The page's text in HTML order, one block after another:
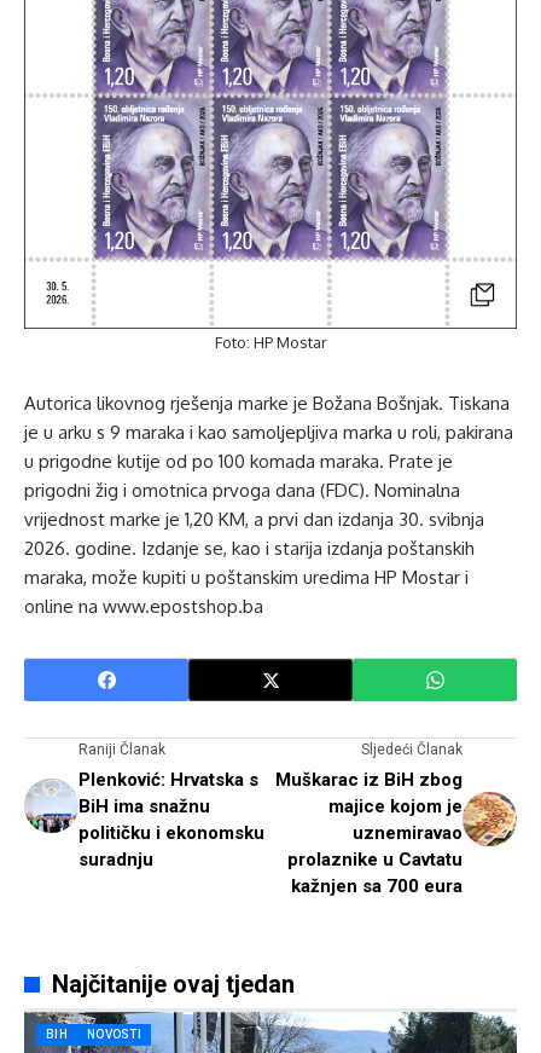
Foto: HP Mostar
Autorica likovnog rješenja marke je Božana Bošnjak. Tiskana
je u arku s 9 maraka i kao samoljepljiva marka u roli, pakirana
u prigodne kutije od po 100 komada maraka. Prate je
prigodni žig i omotnica prvoga dana (FDC). Nominalna
vrijednost marke je 1,20 KM, a prvi dan izdanja 30. svibnja
2026. godine. Izdanje se, kao i starija izdanja poštanskih
maraka, može kupiti u poštanskim uredima HP Mostar i
online na www.epostshop.ba
Raniji Članak
Plenković: Hrvatska s
BiH ima snažnu
političku i ekonomsku
suradnju
Sljedeći Članak
Muškarac iz BiH zbog
majice kojom je
uznemiravao
prolaznike u Cavtatu
kažnjen sa 700 eura
Najčitanije ovaj tjedan
BIH NOVOSTI